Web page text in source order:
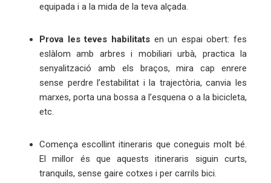
equipada i a la mida de la teva alçada.
Prova les teves habilitatsen un espai obert: fes
eslàlom amb arbres i mobiliari urbà, practica la
senyalització amb els braços, mira cap enrere
sense perdre l’estabilitat i la trajectòria, canvia les
marxes, porta una bossa a l’esquena o a la bicicleta,
etc.
Comença escollint itineraris que coneguis molt bé.
El millor és que aquests itineraris siguin curts,
tranquils, sense gaire cotxes i per carrils bici.